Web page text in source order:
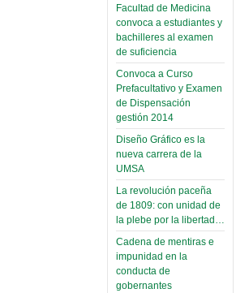
Facultad de Medicina
convoca a estudiantes y
bachilleres al examen
de suficiencia
Convoca a Curso
Prefacultativo y Examen
de Dispensación
gestión 2014
Diseño Gráfico es la
nueva carrera de la
UMSA
La revolución paceña
de 1809: con unidad de
la plebe por la libertad…
Cadena de mentiras e
impunidad en la
conducta de
gobernantes